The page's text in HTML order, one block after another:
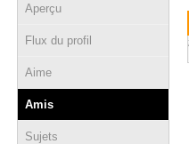
Aperçu
Flux du profil
Aime
Amis
Sujets